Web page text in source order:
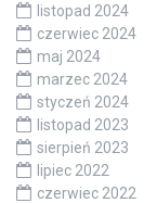
listopad 2024
czerwiec 2024
maj 2024
marzec 2024
styczeń 2024
listopad 2023
sierpień 2023
lipiec 2022
czerwiec 2022